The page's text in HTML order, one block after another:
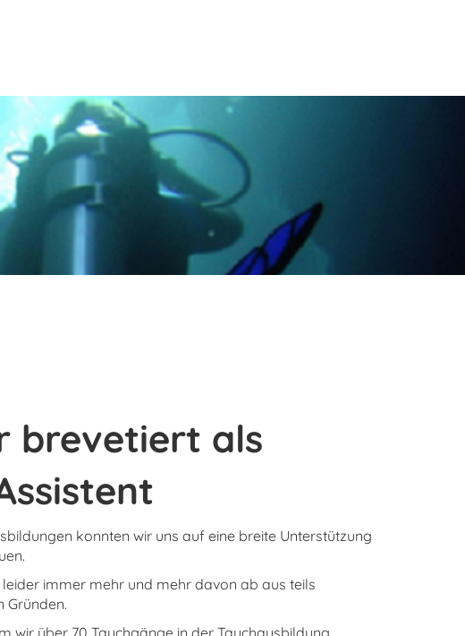
brevetiert als
konnten wir uns auf eine breite Unterstützung
immer mehr und mehr davon ab aus teils
Gründen.
wir über 70 Tauchgänge in der Tauchausbildung